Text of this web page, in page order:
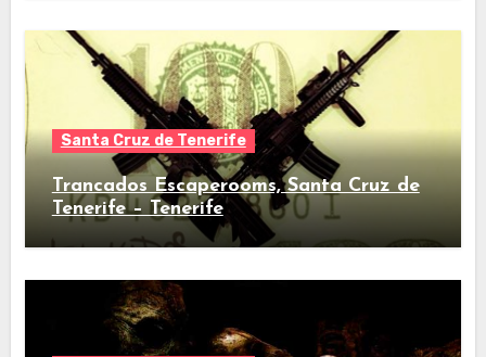
Santa Cruz de Tenerife
Trancados Escaperooms, Santa Cruz de
Tenerife – Tenerife